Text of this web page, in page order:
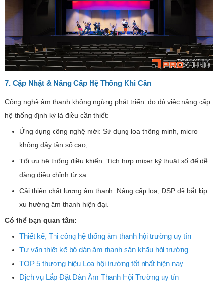
7. Cập Nhật & Nâng Cấp Hệ Thống Khi Cần
Công nghệ âm thanh không ngừng phát triển, do đó việc nâng cấp
hệ thống định kỳ là điều cần thiết:
Ứng dụng công nghệ mới: Sử dụng loa thông minh, micro
không dây tần số cao,...
Tối ưu hệ thống điều khiển: Tích hợp mixer kỹ thuật số để dễ
dàng điều chỉnh từ xa.
Cải thiện chất lượng âm thanh: Nâng cấp loa, DSP để bắt kịp
xu hướng âm thanh hiện đại.
Có thể bạn quan tâm:
Thiết kế, Thi công hệ thống âm thanh hội trường uy tín
Tư vấn thiết kế bộ dàn âm thanh sân khấu hội trường
TOP 5 thương hiệu Loa hội trường tốt nhất hiện nay
Dịch vụ Lắp Đặt Dàn Âm Thanh Hội Trường uy tín